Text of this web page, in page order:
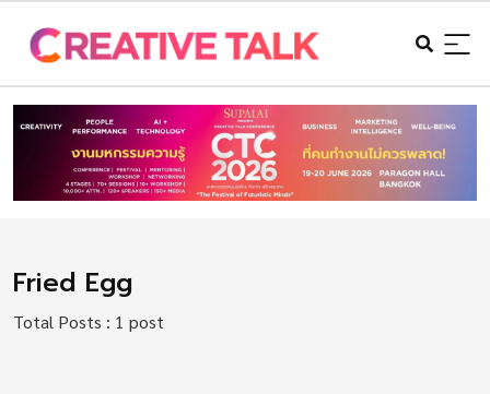
Fried Egg
Total Posts : 1 post